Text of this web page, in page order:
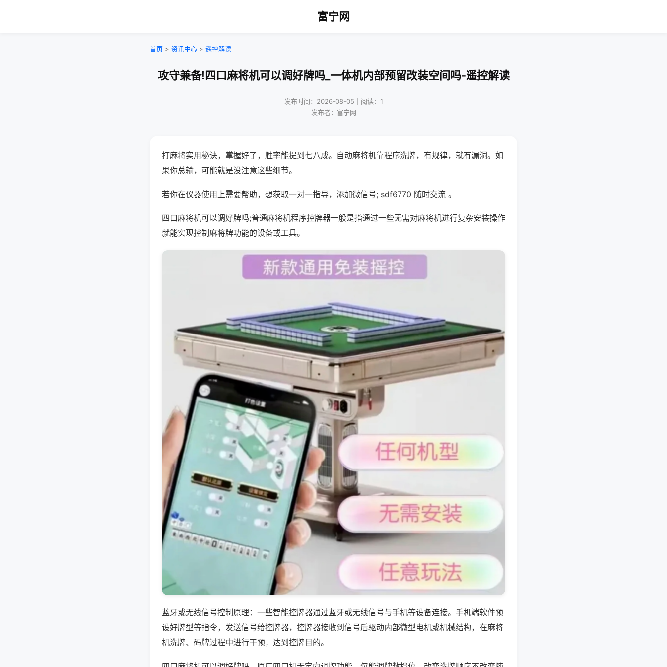
富宁网
首页 > 资讯中心 > 遥控解读
攻守兼备!四口麻将机可以调好牌吗_一体机内部预留改装空间吗-遥控解读
发布时间：2026-08-05｜阅读：1
发布者：富宁网
打麻将实用秘诀，掌握好了，胜率能提到七八成。自动麻将机靠程序洗牌，有规律，就有漏洞。如
果你总输，可能就是没注意这些细节。
若你在仪器使用上需要帮助，想获取一对一指导，添加微信号; sdf6770 随时交流 。
四口麻将机可以调好牌吗;普通麻将机程序控牌器一般是指通过一些无需对麻将机进行复杂安装操作
就能实现控制麻将牌功能的设备或工具。
蓝牙或无线信号控制原理：一些智能控牌器通过蓝牙或无线信号与手机等设备连接。手机端软件预
设好牌型等指令，发送信号给控牌器，控牌器接收到信号后驱动内部微型电机或机械结构，在麻将
机洗牌、码牌过程中进行干预，达到控牌目的。